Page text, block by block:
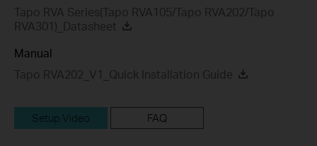
Tapo RVA Series(Tapo RVA105/Tapo RVA202/Tapo
RVA301)_Datasheet
Manual
Tapo RVA202_V1_Quick Installation Guide
Setup Video FAQ